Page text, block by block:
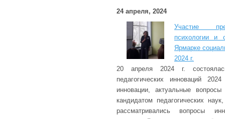
24 апреля, 2024
Участие
психологии и
Ярмарке
2024 г.
20 апреля 2024 г.
педагогических инноваций
инновации, актуальные
кандидатом педагогических
рассматривались вопросы